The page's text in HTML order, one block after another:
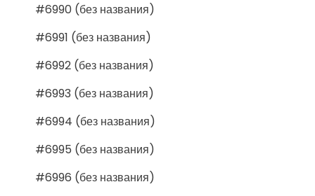
#6990 (без названия)
#6991 (без названия)
#6992 (без названия)
#6993 (без названия)
#6994 (без названия)
#6995 (без названия)
#6996 (без названия)